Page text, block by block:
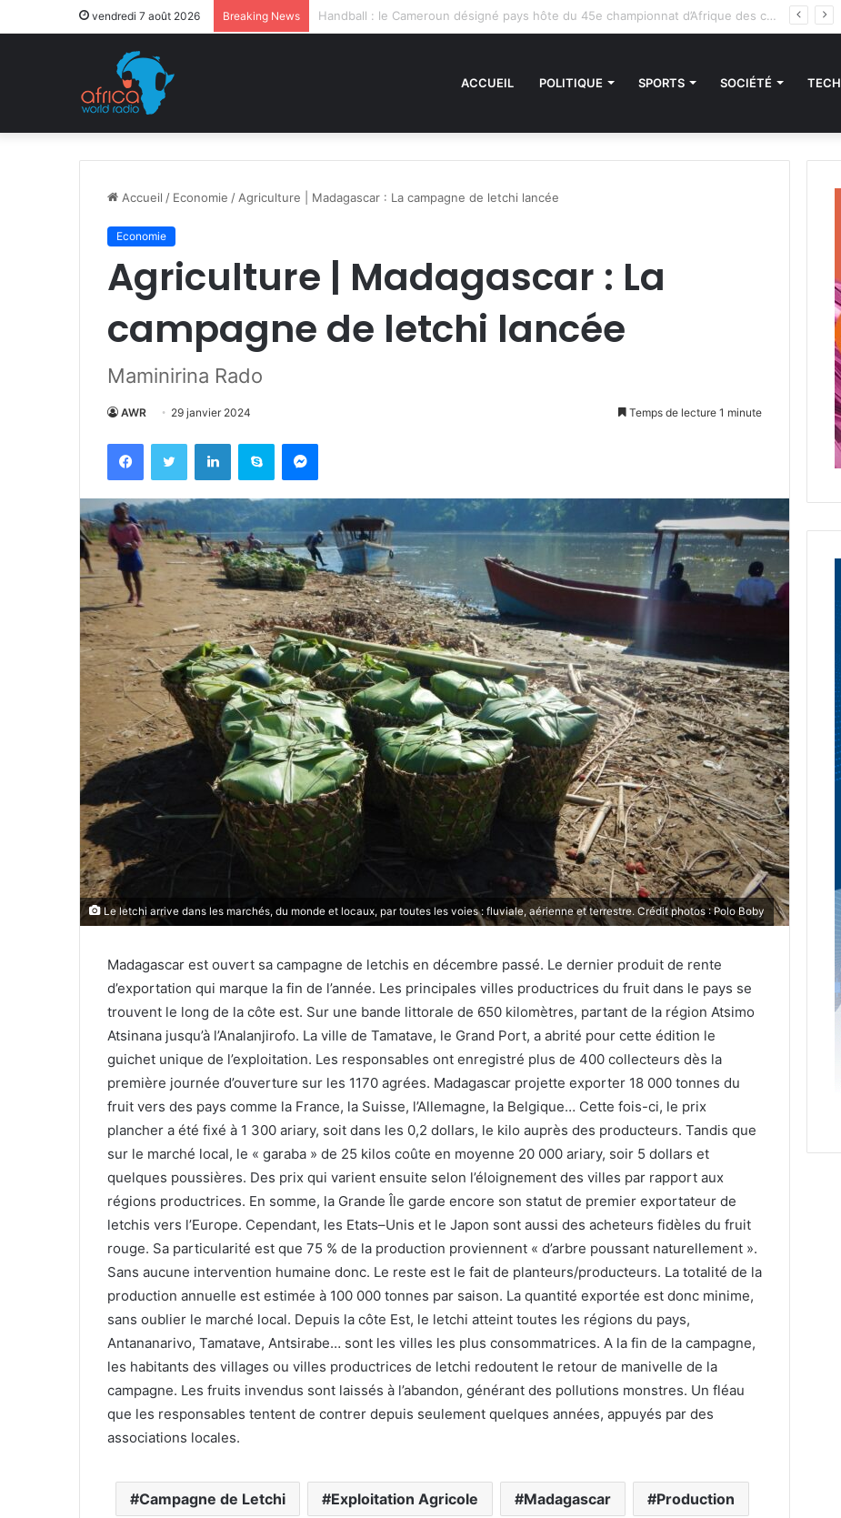
vendredi 7 août 2026 Breaking News Après la levée des sanctions de la CEDEAO : Le Bénin tend la main au Niger
ACCUEIL POLITIQUE SPORTS SOCIÉTÉ TECH
Accueil / Economie / Agriculture | Madagascar : La campagne de letchi lancée
Economie
Agriculture | Madagascar : La
campagne de letchi lancée
Maminirina Rado
AWR 29 janvier 2024 Temps de lecture 1 minute
Le letchi arrive dans les marchés, du monde et locaux, par toutes les voies : fluviale, aérienne et terrestre. Crédit photos : Polo Boby
Madagascar est ouvert sa campagne de letchis en décembre passé. Le dernier produit de rente
d’exportation qui marque la fin de l’année. Les principales villes productrices du fruit dans le pays se
trouvent le long de la côte est. Sur une bande littorale de 650 kilomètres, partant de la région Atsimo
Atsinana jusqu’à l’Analanjirofo. La ville de Tamatave, le Grand Port, a abrité pour cette édition le
guichet unique de l’exploitation. Les responsables ont enregistré plus de 400 collecteurs dès la
première journée d’ouverture sur les 1170 agrées. Madagascar projette exporter 18 000 tonnes du
fruit vers des pays comme la France, la Suisse, l’Allemagne, la Belgique… Cette fois-ci, le prix
plancher a été fixé à 1 300 ariary, soit dans les 0,2 dollars, le kilo auprès des producteurs. Tandis que
sur le marché local, le « garaba » de 25 kilos coûte en moyenne 20 000 ariary, soir 5 dollars et
quelques poussières. Des prix qui varient ensuite selon l’éloignement des villes par rapport aux
régions productrices. En somme, la Grande Île garde encore son statut de premier exportateur de
letchis vers l’Europe. Cependant, les Etats–Unis et le Japon sont aussi des acheteurs fidèles du fruit
rouge. Sa particularité est que 75 % de la production proviennent « d’arbre poussant naturellement ».
Sans aucune intervention humaine donc. Le reste est le fait de planteurs/producteurs. La totalité de la
production annuelle est estimée à 100 000 tonnes par saison. La quantité exportée est donc minime,
sans oublier le marché local. Depuis la côte Est, le letchi atteint toutes les régions du pays,
Antananarivo, Tamatave, Antsirabe… sont les villes les plus consommatrices. A la fin de la campagne,
les habitants des villages ou villes productrices de letchi redoutent le retour de manivelle de la
campagne. Les fruits invendus sont laissés à l’abandon, générant des pollutions monstres. Un fléau
que les responsables tentent de contrer depuis seulement quelques années, appuyés par des
associations locales.
Campagne de Letchi Exploitation Agricole Madagascar Production